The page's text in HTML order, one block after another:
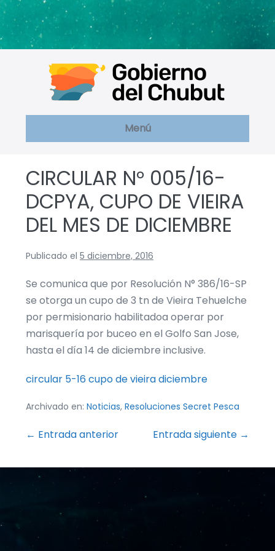
Menú
CIRCULAR N° 005/16-
DCPYA, CUPO DE VIEIRA
DEL MES DE DICIEMBRE
Publicado el 5 diciembre, 2016
Se comunica que por Resolución N° 386/16-SP
se otorga un cupo de 3 tn de Vieira Tehuelche
por permisionario habilitadoa operar por
marisquería por buceo en el Golfo San Jose,
hasta el día 14 de diciembre inclusive.
circular 5-16 cupo de vieira diciembre
Archivado en: Noticias, Resoluciones Secret Pesca
Navegación
entradas
← Entrada anterior Entrada siguiente →